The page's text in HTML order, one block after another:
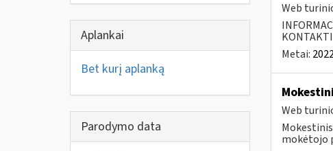
Aplankai
Bet kurį aplanką
Parodymo data
Web
Metai:
Web
mokėtojo